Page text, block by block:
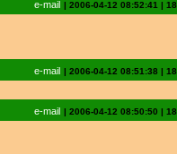
e-mail | 2006-04-12 08:52:41 |
e-mail | 2006-04-12 08:51:38 |
e-mail | 2006-04-12 08:50:50 |